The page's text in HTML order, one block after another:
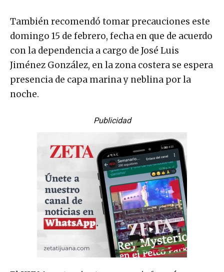
También recomendó tomar precauciones este
domingo 15 de febrero, fecha en que de acuerdo
con la dependencia a cargo de José Luis
Jiménez González, en la zona costera se espera
presencia de capa marina y neblina por la
noche.
Publicidad